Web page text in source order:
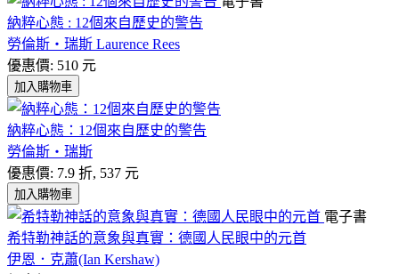
納粹心態 : 12個來自歷史的警告
勞倫斯‧瑞斯 Laurence Rees
優惠價: 510 元
加入購物車
納粹心態：12個來自歷史的警告
勞倫斯‧瑞斯
優惠價: 7.9 折, 537 元
加入購物車
電子書
希特勒神話的意象與真實：德國人民眼中的元首
伊恩．克蕭(Ian Kershaw)